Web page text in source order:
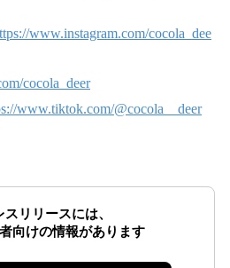
www.instagram.com/cocola_dee
cocola_deer
www.tiktok.com/@cocola__deer
スリリースには、
向けの情報があります